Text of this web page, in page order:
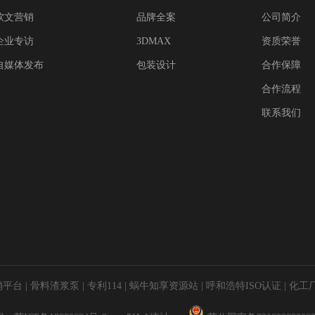
文营销
业专访
媒体发布
品牌全案
3DMAX
包装设计
公司简介
资质荣誉
合作保障
合作流程
联系我们
台 骨料渣浆泵 专利114 蜗牛知享资源站 呼和浩特ISO认证 化工